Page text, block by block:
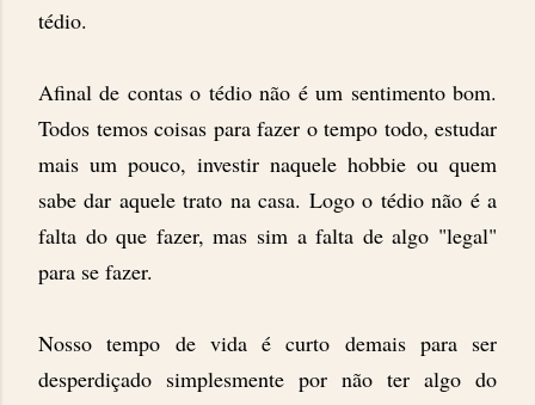
tédio.
Afinal de contas o tédio não é um sentimento bom.
Todos temos coisas para fazer o tempo todo, estudar
mais um pouco, investir naquele hobbie ou quem
sabe dar aquele trato na casa. Logo o tédio não é a
falta do que fazer, mas sim a falta de algo "legal"
para se fazer.
Nosso tempo de vida é curto demais para ser
desperdiçado simplesmente por não ter algo do